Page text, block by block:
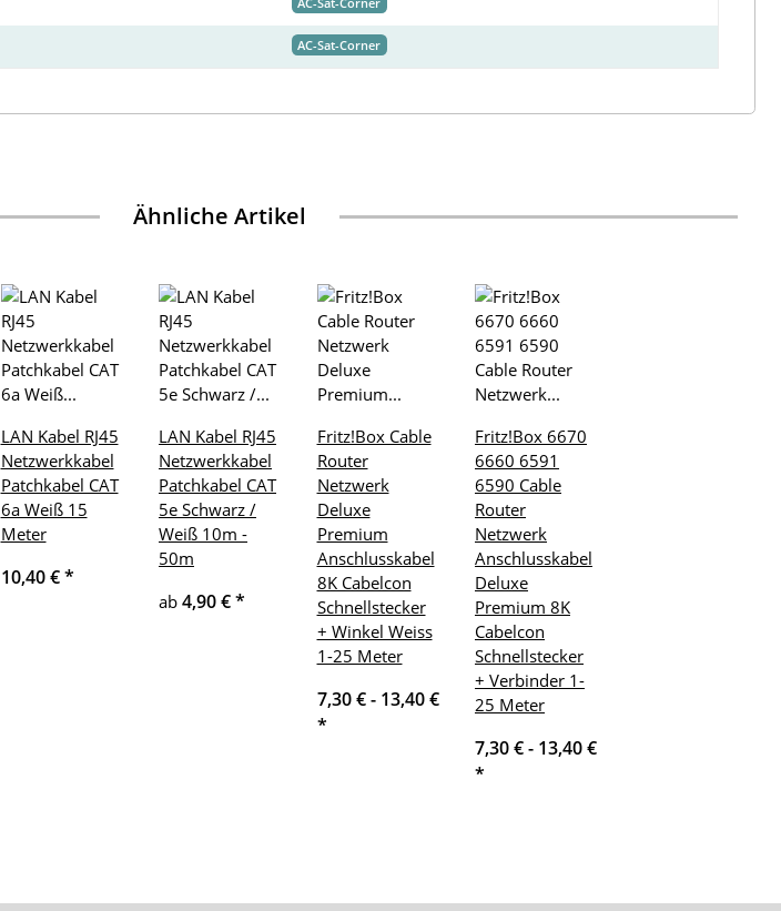
AC-Sat-Corner
Ähnliche Artikel
LAN Kabel RJ45
Netzwerkkabel
Patchkabel CAT
6a Weiß 15
Meter
10,40 €*
LAN Kabel RJ45
Netzwerkkabel
Patchkabel CAT
5e Schwarz /
Weiß 10m -
50m
ab 4,90 €*
Fritz!Box Cable
Router
Netzwerk
Deluxe
Premium
Anschlusskabel
8K Cabelcon
Schnellstecker
+ Winkel Weiss
1-25 Meter
7,30 € - 13,40 €
*
Fritz!Box 6670
6660 6591
6590 Cable
Router
Netzwerk
Anschlusskabel
Deluxe
Premium 8K
Cabelcon
Schnellstecker
+ Verbinder 1-
25 Meter
7,30 € - 13,40 €
*